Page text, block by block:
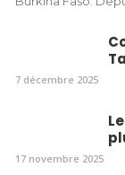
7 décembre 2025
17 novembre 2025